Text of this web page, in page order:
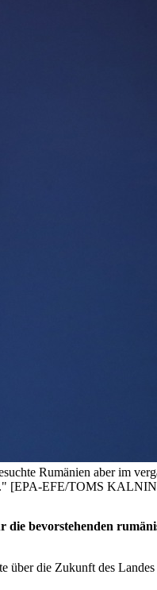
Rumänien aber im
[EPA-EFE/TOMS
bevorstehenden
über die Zukunft des